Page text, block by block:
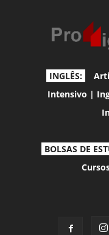
INGLÊS:
Intensivo |
BOLSAS DE